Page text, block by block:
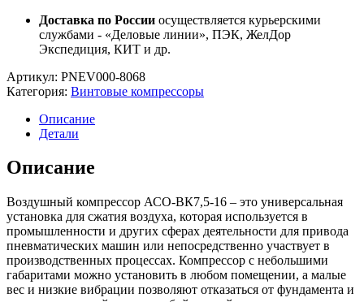
Доставка по России осуществляется курьерскими
службами - «Деловые линии», ПЭК, ЖелДор
Экспедиция, КИТ и др.
Артикул: PNEV000-8068
Категория: Винтовые компрессоры
Описание
Детали
Описание
Воздушный компрессор АСО-ВК7,5-16 – это универсальная
установка для сжатия воздуха, которая используется в
промышленности и других сферах деятельности для привода
пневматических машин или непосредственно участвует в
производственных процессах. Компрессор с небольшими
габаритами можно установить в любом помещении, а малые
вес и низкие вибрации позволяют отказаться от фундамента и